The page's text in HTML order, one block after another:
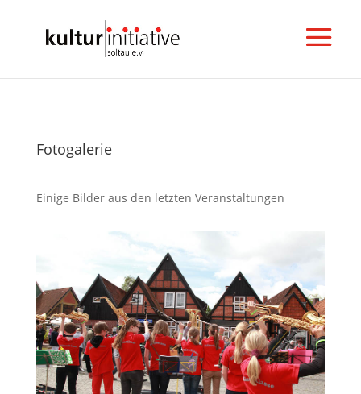
Fotogalerie
Einige Bilder aus den letzten Veranstaltungen